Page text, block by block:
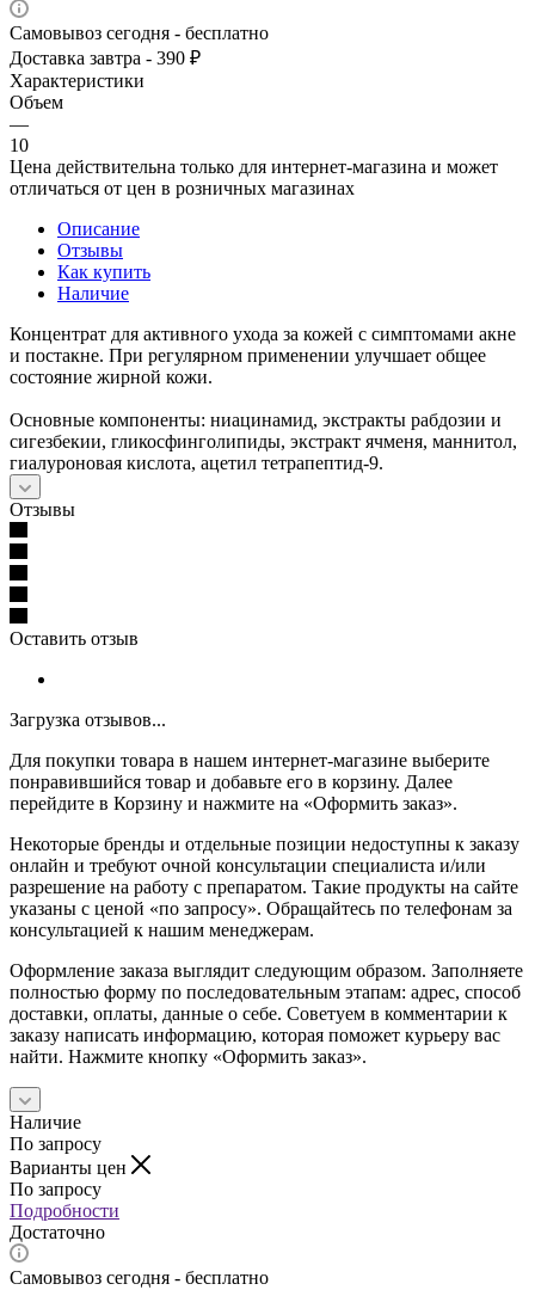
Самовывоз сегодня - бесплатно
Доставка завтра - 390 ₽
Характеристики
Объем
—
10
Цена действительна только для интернет-магазина и может
отличаться от цен в розничных магазинах
Описание
Отзывы
Как купить
Наличие
Концентрат для активного ухода за кожей с симптомами акне
и постакне. При регулярном применении улучшает общее
состояние жирной кожи.
Основные компоненты: ниацинамид, экстракты рабдозии и
сигезбекии, гликосфинголипиды, экстракт ячменя, маннитол,
гиалуроновая кислота, ацетил тетрапептид-9.
Отзывы
Оставить отзыв
Загрузка отзывов...
Для покупки товара в нашем интернет-магазине выберите
понравившийся товар и добавьте его в корзину. Далее
перейдите в Корзину и нажмите на «Оформить заказ».
Некоторые бренды и отдельные позиции недоступны к заказу
онлайн и требуют очной консультации специалиста и/или
разрешение на работу с препаратом. Такие продукты на сайте
указаны с ценой «по запросу». Обращайтесь по телефонам за
консультацией к нашим менеджерам.
Оформление заказа выглядит следующим образом. Заполняете
полностью форму по последовательным этапам: адрес, способ
доставки, оплаты, данные о себе. Советуем в комментарии к
заказу написать информацию, которая поможет курьеру вас
найти. Нажмите кнопку «Оформить заказ».
Наличие
По запросу
Варианты цен
По запросу
Подробности
Достаточно
Самовывоз сегодня - бесплатно